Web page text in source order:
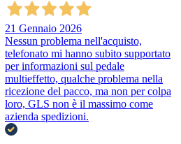
21 Gennaio 2026
Nessun problema nell'acquisto,
telefonato mi hanno subito supportato
per informazioni sul pedale
multieffetto, qualche problema nella
ricezione del pacco, ma non per colpa
loro, GLS non è il massimo come
azienda spedizioni.